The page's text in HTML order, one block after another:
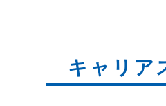
キャリア